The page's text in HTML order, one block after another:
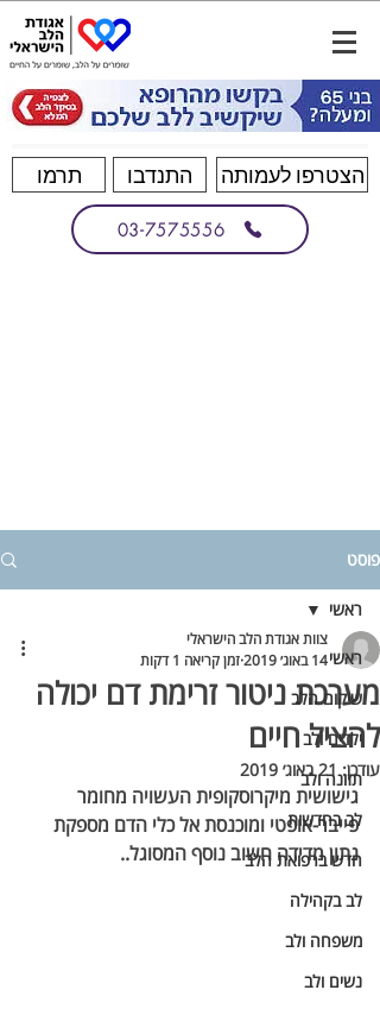
תרמו התנדבו הצטרפו לעמותה
03-7575556
פוסט
ראשי
שיקום הלב
ילדים ולב
תזונה ולב
לב בחדשות
חדש ברפואת הלב
לב בקהילה
משפחה ולב
נשים ולב
ראשי
מערכת ניטור זרימת דם יכולה
להציל חיים
צוות אגודת הלב הישראלי
14 באוג׳ 2019
זמן קריאה 1 דקות
עודכן:21 באוג׳ 2019
גישושית מיקרוסקופית העשויה מחומר
פייבר-אופטי ומוכנסת אל כלי הדם מספקת
נתון מדידה חשוב נוסף המסוגל..